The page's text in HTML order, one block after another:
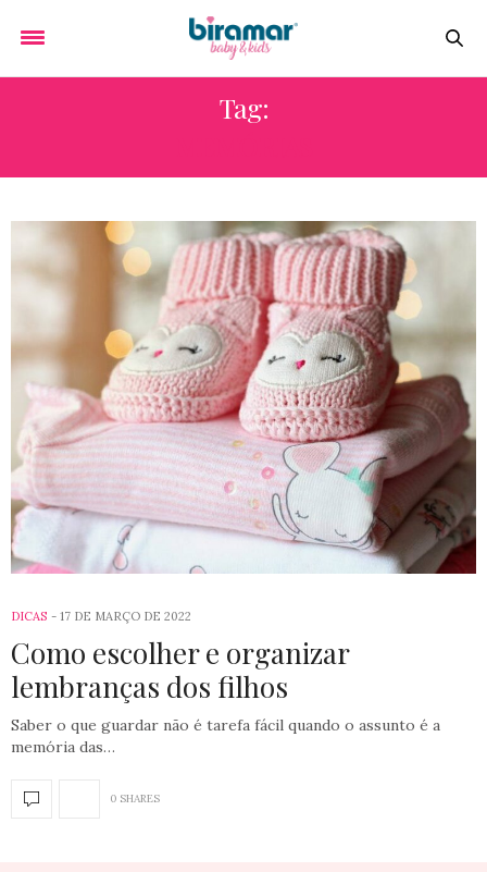
Tag:
DICAS 17 DE MARÇO DE 2022
Como escolher e organizar
lembranças dos filhos
Saber o que guardar não é tarefa fácil quando o assunto é a
memória das…
0 SHARES